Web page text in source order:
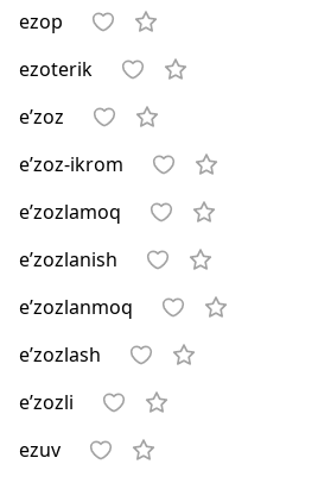
ezop
ezoterik
e’zoz
e’zoz-ikrom
e’zozlamoq
e’zozlanish
e’zozlanmoq
e’zozlash
e’zozli
ezuv